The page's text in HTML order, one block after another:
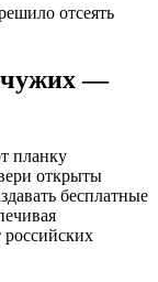
чужих —
планку
открыты
бесплатные